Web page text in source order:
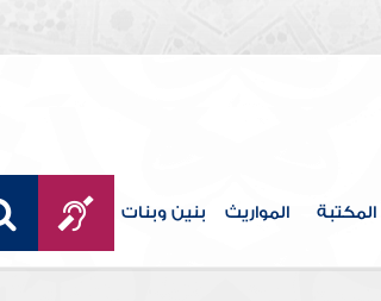
المكتبة المواريث بنين وبنات